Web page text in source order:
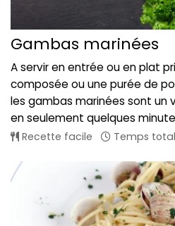
Gambas marinées
A servir en entrée ou en plat
composée ou une purée de
les gambas marinées sont un
en seulement quelques
Recette facile Temps total